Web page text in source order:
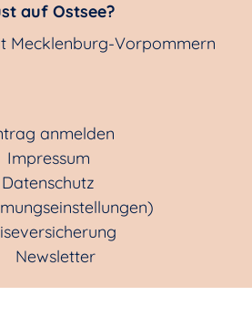
auf Ostsee?
Mecklenburg-Vorpommern
anmelden
Impressum
Datenschutz
Newsletter